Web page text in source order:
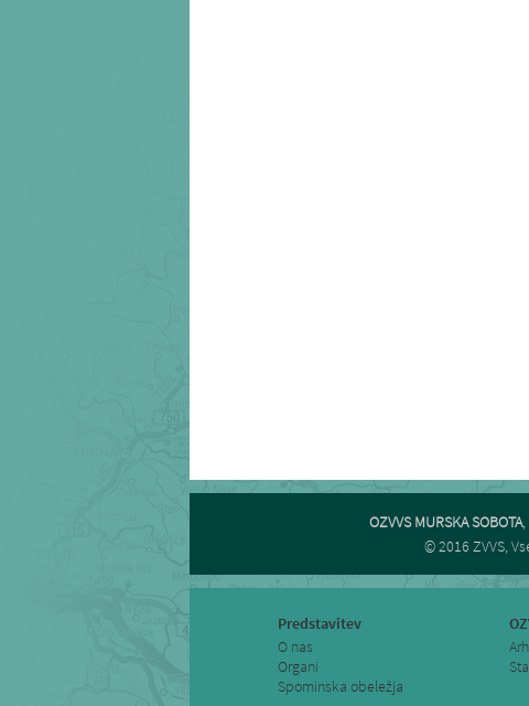
OZVVS MURSKA SOBOTA,
© 2016 ZVVS,
Predstavitev
O nas
Organi
Spominska obeležja